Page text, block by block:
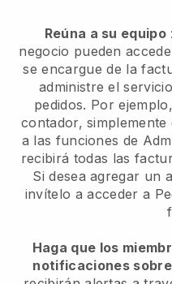
Reúna a su equipo
negocio pueden
se encargue de la
administre el
pedidos. Por
contador,
a las funciones de
recibirá todas las
Si desea agregar un
invítelo a acceder a
Haga que los
notificaciones